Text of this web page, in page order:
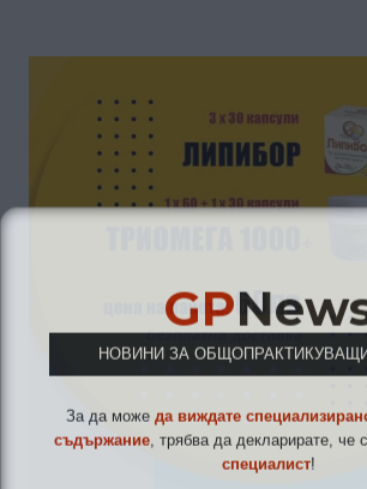
GP
НОВИНИ ЗА
съдържание , трябва да декларирате, че
специалист!